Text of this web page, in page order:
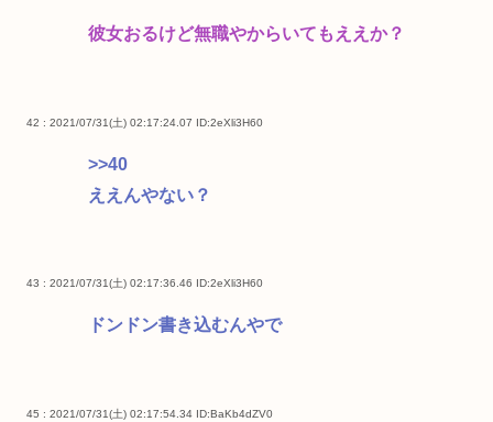
彼女おるけど無職やからいてもええか？
42 : 2021/07/31(土) 02:17:24.07 ID:2eXli3H60
>>40
ええんやない？
43 : 2021/07/31(土) 02:17:36.46 ID:2eXli3H60
ドンドン書き込むんやで
45 : 2021/07/31(土) 02:17:54.34 ID:BaKb4dZV0